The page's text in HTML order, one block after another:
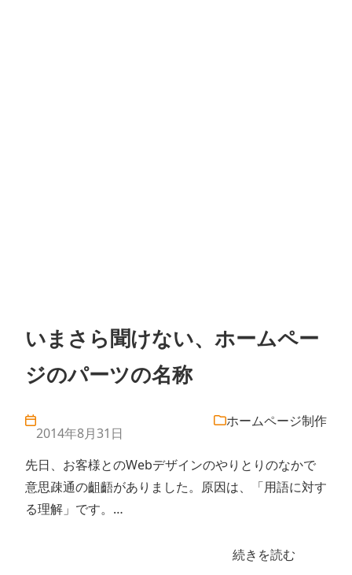
いまさら聞けない、ホームペー
ジのパーツの名称
2014年8月31日
ホームページ制作
先日、お客様とのWebデザインのやりとりのなかで
意思疎通の齟齬がありました。原因は、「用語に対す
る理解」です。…
続きを読む